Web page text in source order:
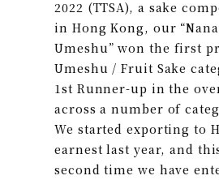
2022 (TTSA), a sake
in Hong Kong, our
Umeshu” won the first
Umeshu / Fruit Sake
1st Runner-up in the
across a number of
We started exporting to
earnest last year, and
second time we have